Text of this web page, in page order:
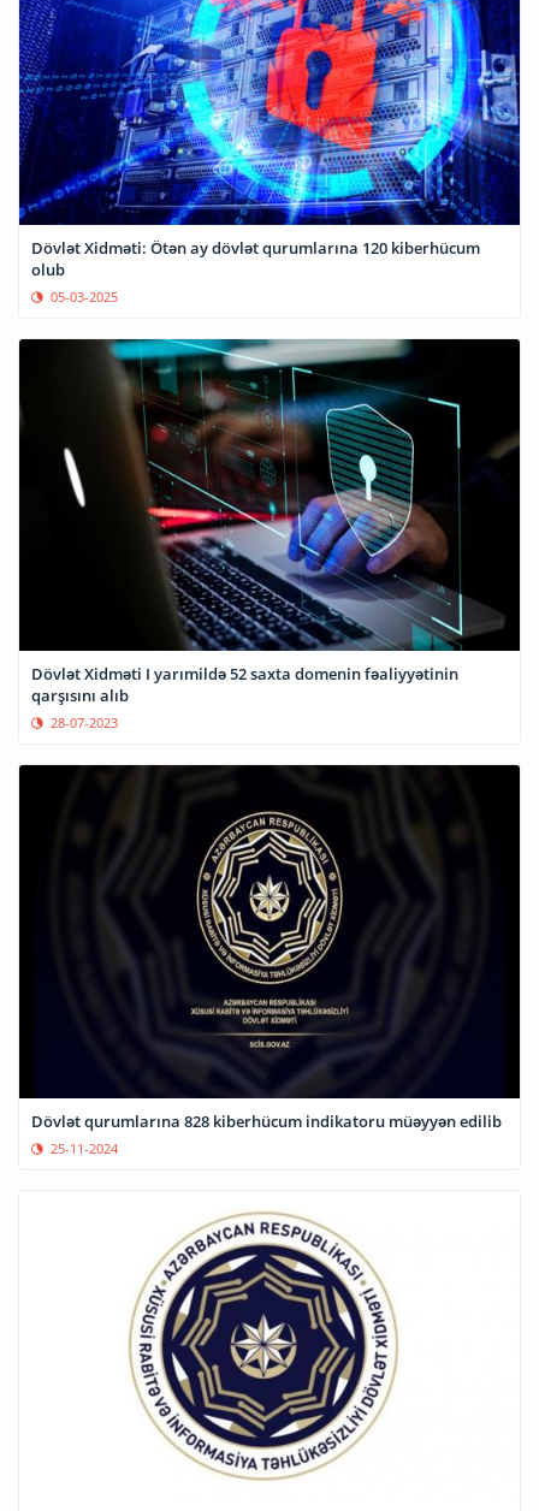
Dövlət Xidməti: Ötən ay dövlət qurumlarına 120 kiberhücum
olub
05-03-2025
Dövlət Xidməti I yarımildə 52 saxta domenin fəaliyyətinin
qarşısını alıb
28-07-2023
Dövlət qurumlarına 828 kiberhücum indikatoru müəyyən edilib
25-11-2024